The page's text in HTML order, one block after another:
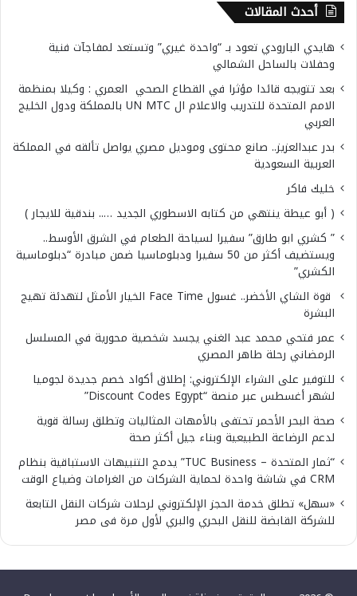
أحدث المقالات
هايدي البارودي تعود بـ “واحدة غيري” وتستعد لمفاجآت فنية
وحفلات بالساحل الشمالي
بعد تتويجه قائدا مؤثرا في القطاع الصحي العمري : وكيلا بمنظمة
الامم المتحدة للتدريب والاعلام ال UN MTC بالمملكة ودول الخليج
العربي
بدر عبدالعزيز.. صانع محتوى وموديل مصري يواصل تألقه في المملكة
العربية السعودية
خليك فاكر
( أبو عيطة ينتهي من كتابه الاسطوري الجديد ….. بندقية للايجار )
” كشري ابو طارق” سفيرا لسياحة الطعام في الشرق الأوسط..
ويستضيف أكثر من 50 سفيرا ودبلوماسيا ضمن مبادرة “دبلوماسية
الكشري”
قوة الشاي الأخضر.. غسول Face Time الخيار الأمثل لتهدئة تهيج
البشرة
عمر فتحي محمد عبد الغني يجسد شخصية محورية في المسلسل
الرمضاني رحلة طاهر المصري
للتوفير على الشراء الإلكتروني: إطلاق أكواد خصم جديدة لجوميا
لشهر أغسطس عبر منصة “Discount Codes Egypt”
صحة البحر الأحمر تحتفى بالأمهات المثاليات وتطلق رسالة قوية
لدعم الرضاعة الطبيعية وبناء جيل أكثر صحة
“ثمار المتحدة – TUC Business” يدمج التنبيهات الاستباقية بنظام
CRM في شاشة واحدة لحماية الشركات من الغرامات وضياع الوقت
«سهل» تطلق خدمة الحجز الإلكتروني لرحلات شركات النقل التابعة
للشركة القابضة للنقل البحري والبري لأول مرة فى مصر